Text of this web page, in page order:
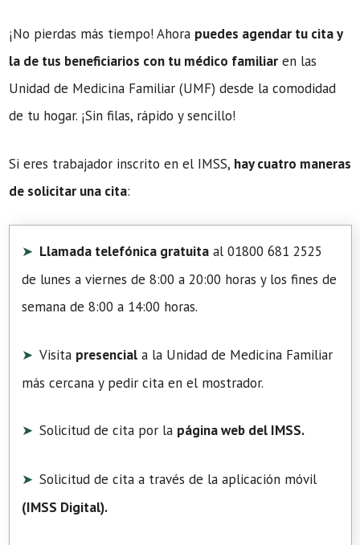
¡No pierdas más tiempo! Ahora puedes agendar tu cita y
la de tus beneficiarios con tu médico familiar en las
Unidad de Medicina Familiar (UMF) desde la comodidad
de tu hogar. ¡Sin filas, rápido y sencillo!
Si eres trabajador inscrito en el IMSS, hay cuatro maneras
de solicitar una cita:
Llamada telefónica gratuita al 01800 681 2525
de lunes a viernes de 8:00 a 20:00 horas y los fines de
semana de 8:00 a 14:00 horas.
Visita presencial a la Unidad de Medicina Familiar
más cercana y pedir cita en el mostrador.
Solicitud de cita por la página web del IMSS.
Solicitud de cita a través de la aplicación móvil
(IMSS Digital).